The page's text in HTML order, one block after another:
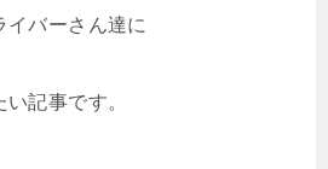
イバーさん達に
記事です。